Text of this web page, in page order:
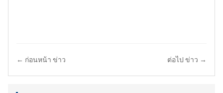
← ก่อนหน้า ข่าว ต่อไป ข่าว →